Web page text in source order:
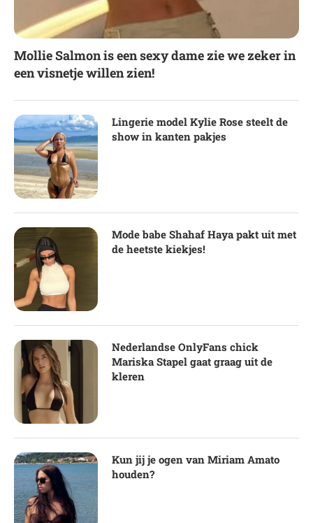
Mollie Salmon is een sexy dame zie we zeker in
een visnetje willen zien!
Lingerie model Kylie Rose steelt de
show in kanten pakjes
Mode babe Shahaf Haya pakt uit met
de heetste kiekjes!
Nederlandse OnlyFans chick
Mariska Stapel gaat graag uit de
kleren
Kun jij je ogen van Miriam Amato
houden?